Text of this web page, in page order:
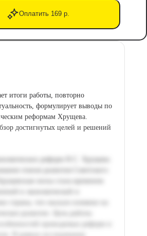
Оплатить 169 р.
итоги работы, повторно
формулирует выводы по
реформам Хрущева.
достигнутых целей и решений